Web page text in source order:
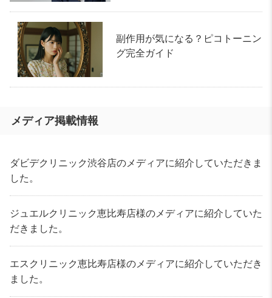
副作用が気になる？ピコトーニン
グ完全ガイド
メディア掲載情報
ダビデクリニック渋谷店のメディアに紹介していただきま
した。
ジュエルクリニック恵比寿店様のメディアに紹介していた
だきました。
エスクリニック恵比寿店様のメディアに紹介していただき
ました。